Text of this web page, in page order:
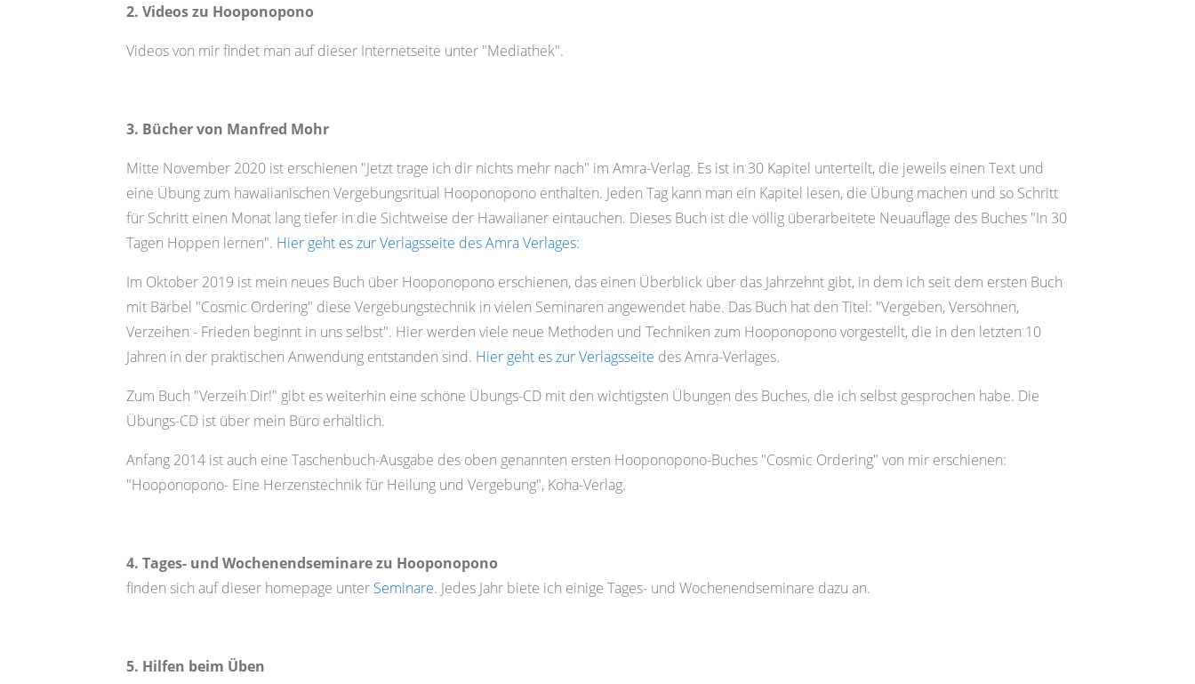
2. Videos zu Hooponopono
Videos von mir findet man auf dieser Internetseite unter "Mediathek".
3. Bücher von Manfred Mohr
Mitte November 2020 ist erschienen "Jetzt trage ich dir nichts mehr nach" im Amra-Verlag. Es ist in 30 Kapitel unterteilt, die jeweils einen Text und
eine Übung zum hawaiianischen Vergebungsritual Hooponopono enthalten. Jeden Tag kann man ein Kapitel lesen, die Übung machen und so Schritt
für Schritt einen Monat lang tiefer in die Sichtweise der Hawaiianer eintauchen. Dieses Buch ist die völlig überarbeitete Neuauflage des Buches "In 30
Tagen Hoppen lernen". Hier geht es zur Verlagsseite des Amra Verlages:
Im Oktober 2019 ist mein neues Buch über Hooponopono erschienen, das einen Überblick über das Jahrzehnt gibt, in dem ich seit dem ersten Buch
mit Bärbel "Cosmic Ordering" diese Vergebungstechnik in vielen Seminaren angewendet habe. Das Buch hat den Titel: "Vergeben, Versöhnen,
Verzeihen - Frieden beginnt in uns selbst". Hier werden viele neue Methoden und Techniken zum Hooponopono vorgestellt, die in den letzten 10
Jahren in der praktischen Anwendung entstanden sind. Hier geht es zur Verlagsseite des Amra-Verlages.
Zum Buch "Verzeih Dir!" gibt es weiterhin eine schöne Übungs-CD mit den wichtigsten Übungen des Buches, die ich selbst gesprochen habe. Die
Übungs-CD ist über mein Büro erhältlich.
Anfang 2014 ist auch eine Taschenbuch-Ausgabe des oben genannten ersten Hooponopono-Buches "Cosmic Ordering" von mir erschienen:
"Hooponopono- Eine Herzenstechnik für Heilung und Vergebung", Koha-Verlag.
4. Tages- und Wochenendseminare zu Hooponopono
finden sich auf dieser homepage unter Seminare. Jedes Jahr biete ich einige Tages- und Wochenendseminare dazu an.
5. Hilfen beim Üben